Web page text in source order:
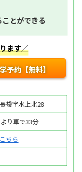
とができる
ます／
予約【無料】
袋字水上北28
り車で33分
ちら